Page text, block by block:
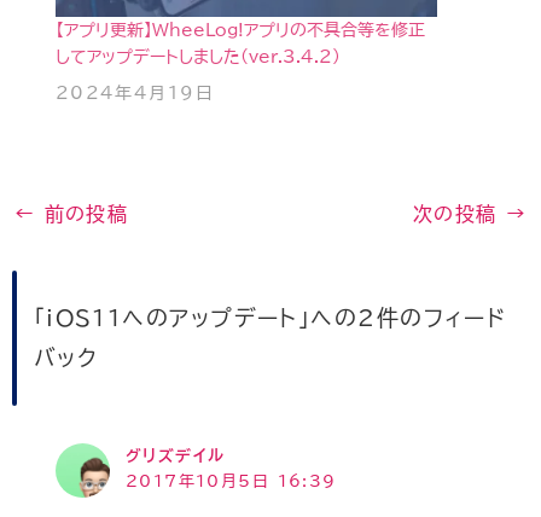
【アプリ更新】WheeLog!アプリの不具合等を修正
してアップデートしました(ver.3.4.2)
2024年4月19日
← 前の投稿 次の投稿 →
「iOS11へのアップデート」への2件のフィード
バック
グリズデイル
2017年10月5日 16:39